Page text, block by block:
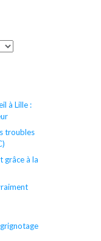
à Lille :
troubles
grâce à la